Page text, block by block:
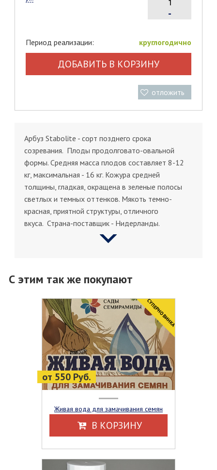
-
Период реализации: круглогодично
ДОБАВИТЬ В КОРЗИНУ
отложить
Арбуз Stabolite - сорт позднего срока
созревания. Плоды продолговато-овальной
формы. Средняя масса плодов составляет 8-12
кг, максимальная - 16 кг. Кожура средней
толщины, гладкая, окращена в зеленые полосы
светлых и темных оттенков. Мякоть темно-
красная, приятной структуры, отличного
вкуса. Страна-поставщик - Нидерланды.
С этим так же покупают
от 550 Руб.
CУПЕРНОВИНКА
Живая вода для замачивания семян
В КОРЗИНУ